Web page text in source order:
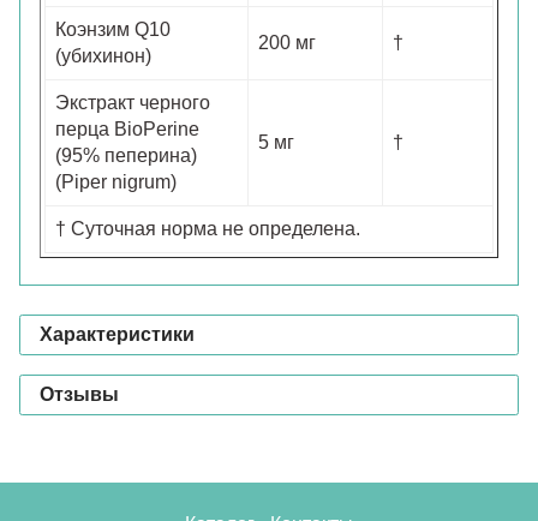
Коэнзим Q10
(убихинон)
200 мг †
Экстракт черного
перца BioPerine
(95% пеперина)
(Piper nigrum)
5 мг †
† Суточная норма не определена.
Характеристики
Отзывы